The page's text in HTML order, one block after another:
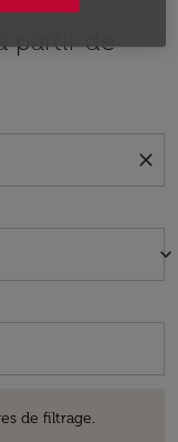
partir de
close
keyboard_arrow_down
de filtrage.